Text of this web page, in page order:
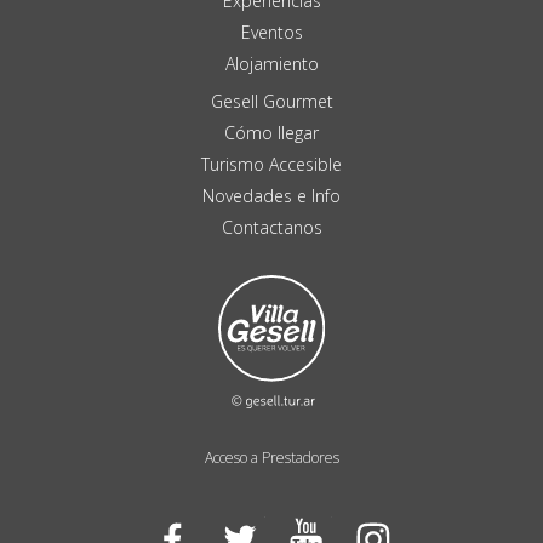
Acceso a Prestadores
Eventos
Alojamiento
Gesell Gourmet
Cómo llegar
Turismo Accesible
Novedades e Info
Contactanos
Facebook Twitter YouTube